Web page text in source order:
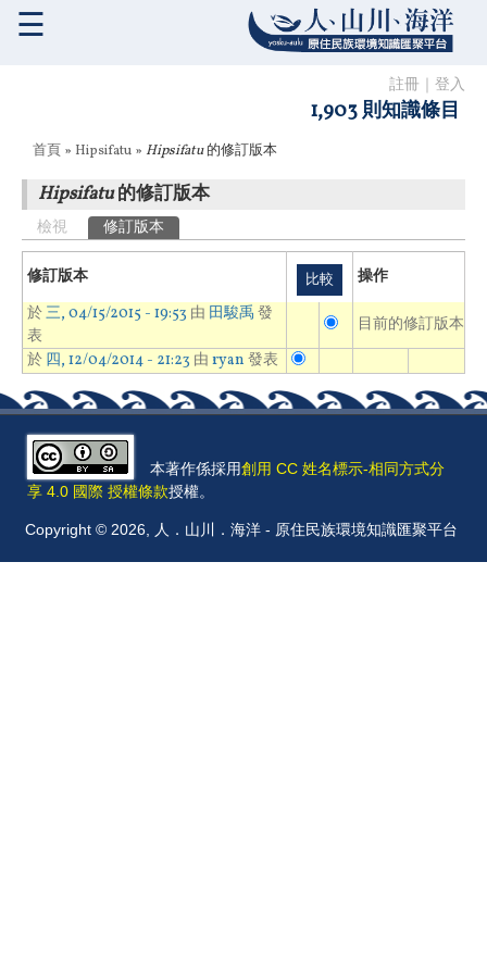
註冊 登入
1,903 則知識條目
☰
您在這裡
首頁 » Hipsifatu » Hipsifatu的修訂版本
Hipsifatu的修訂版本
主要索引標籤
檢視 修訂版本
修訂版本
操作
於三, 04/15/2015 - 19:53 由 田駿禹 發
表
目前的修訂版本
於 四, 12/04/2014 - 21:23 由 ryan 發表
本著作係採用創用 CC 姓名標示-相同方式分
享 4.0 國際 授權條款授權。
Copyright © 2026, 人．山川．海洋 - 原住民族環境知識匯聚平台